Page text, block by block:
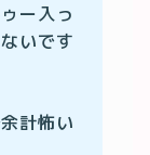
ー入っ
いです
計怖い